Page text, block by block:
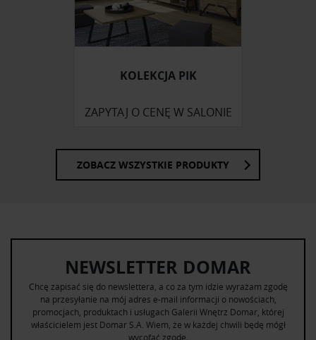
KOLEKCJA PIK
ZAPYTAJ O CENĘ W SALONIE
ZOBACZ WSZYSTKIE PRODUKTY
NEWSLETTER DOMAR
Chcę zapisać się do newslettera, a co za tym idzie wyrażam zgodę
na przesyłanie na mój adres e-mail informacji o nowościach,
promocjach, produktach i usługach Galerii Wnętrz Domar, której
właścicielem jest Domar S.A. Wiem, że w każdej chwili będę mógł
wycofać zgodę.